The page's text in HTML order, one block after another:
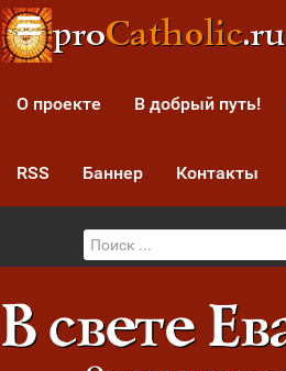
О проекте В добрый путь!
RSS Баннер Контакты